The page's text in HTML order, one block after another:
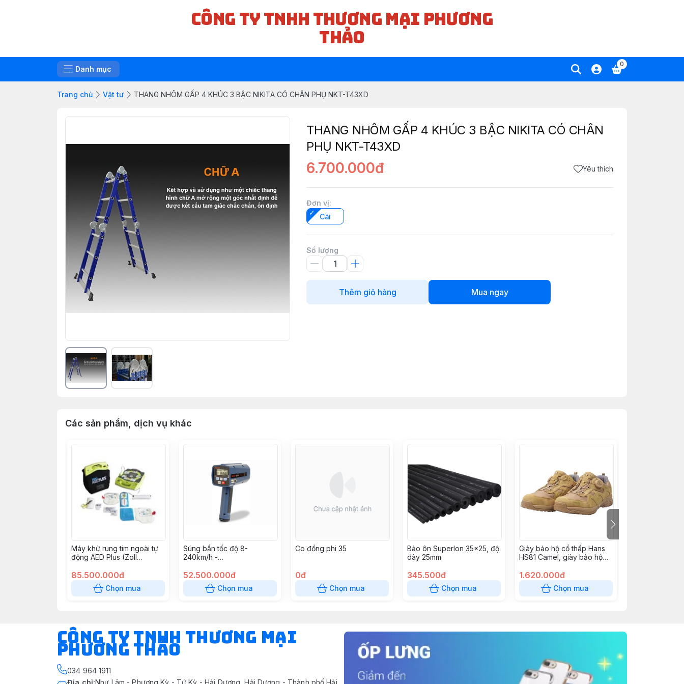
CÔNG TY TNHH THƯƠNG MẠI PHƯƠNG
THẢO
Danh mục
0
Trang chủ Vật tư THANG NHÔM GẤP 4 KHÚC 3 BẬC NIKITA CÓ CHÂN PHỤ NKT-T43XD
THANG NHÔM GẤP 4 KHÚC 3 BẬC NIKITA CÓ CHÂN
PHỤ NKT-T43XD
6.700.000đ Yêu thích
Đơn vị:
Cái
Số lượng
Thêm giỏ hàng Mua ngay
Các sản phẩm, dịch vụ khác
Máy khử rung tim ngoài tự
động AED Plus (Zoll
85.500.000đ
Chọn mua
Súng bắn tốc độ 8-
240km/h -
52.500.000đ
Chọn mua
Co đồng phi 35
0đ
Chọn mua
Bảo ôn Superlon 35x25, độ
dày 25mm
345.500đ
Chọn mua
Giày bảo hộ cổ thấp Hans
HS81 Camel, giày bảo hộ
cấp Hàn Quốc
(225~290mm/300mm)
1.620.000đ
Chọn mua
CÔNG TY TNHH THƯƠNG MẠI
PHƯƠNG THẢO
034 964 1911
Địa chỉ:Như Lâm - Phượng Kỳ - Tứ Kỳ - Hải Dương, Hải Dương - Thành phố Hải